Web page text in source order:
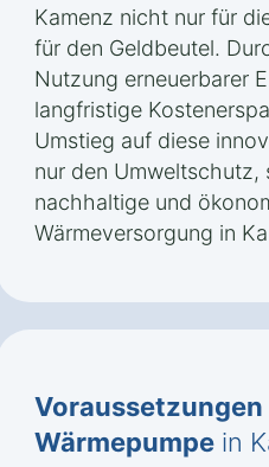
Kamenz nicht nur für
für den Geldbeutel.
Nutzung erneuerbarer
langfristige
Umstieg auf diese
nur den
nachhaltige und
Wärmeversorgung in
Voraussetzungen
Wärmepumpe in